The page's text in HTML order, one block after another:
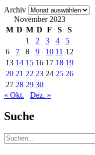
Archiv
November 2023
M D M D F S
S
1
2 3 4
5
6
7 8 9 10 11 12
13 14 15 16 17 18 19
20 21 22 23 24 25 26
27 28 29 30
« Okt.
Dez. »
Suche